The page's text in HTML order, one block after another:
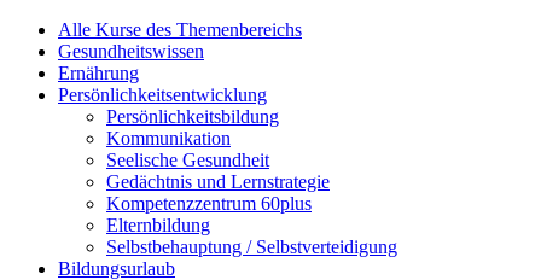
Alle Kurse des Themenbereichs
Gesundheitswissen
Ernährung
Persönlichkeitsentwicklung
Persönlichkeitsbildung
Kommunikation
Seelische Gesundheit
Gedächtnis und Lernstrategie
Kompetenzzentrum 60plus
Elternbildung
Selbstbehauptung / Selbstverteidigung
Bildungsurlaub